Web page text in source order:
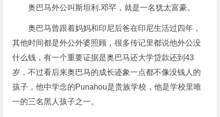
奥巴马外公叫斯坦利.邓罕，就是一名犹太富豪。
奥巴马曾跟着妈妈和印尼后爸在印尼生活过四年，
其他时间都是外公外婆照顾，很多传记里都说他外公没
什么钱，有一个重要证据是奥巴马还大学贷款还到43
岁，不过看后来奥巴马的成长迹象一点都不像没钱人的
孩子，他中学念的Punahou是贵族学校，他是学校里唯
一的三名黑人孩子之一。